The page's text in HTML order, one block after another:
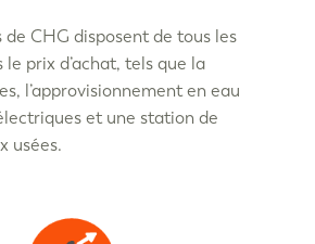
de CHG disposent de tous les
le prix d’achat, tels que la
l’approvisionnement en eau
et une station de
usées.